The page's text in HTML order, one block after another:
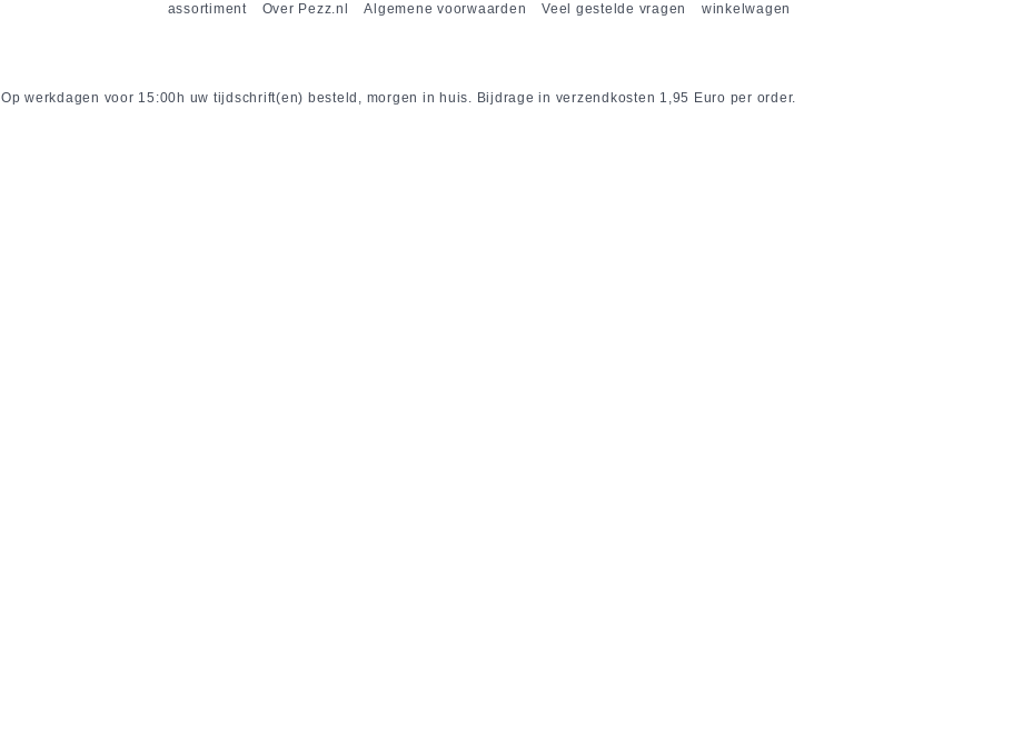
assortiment Over Pezz.nl Algemene voorwaarden Veel gestelde vragen winkelwagen
Op werkdagen voor 15:00h uw tijdschrift(en) besteld, morgen in huis. Bijdrage in verzendkosten 1,95 Euro per order.